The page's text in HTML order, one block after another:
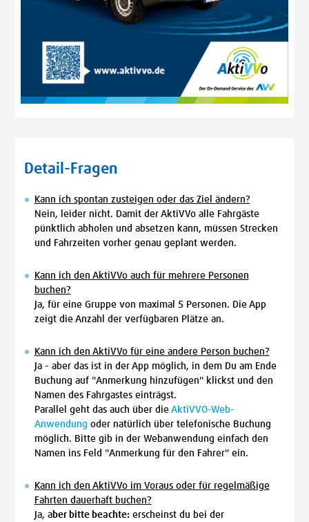
Detail-Fragen
Kann ich spontan zusteigen oder das Ziel ändern?
Nein, leider nicht. Damit der AktiVVo alle Fahrgäste
pünktlich abholen und absetzen kann, müssen Strecken
und Fahrzeiten vorher genau geplant werden.
Kann ich den AktiVVo auch für mehrere Personen
buchen?
Ja, für eine Gruppe von maximal 5 Personen. Die App
zeigt die Anzahl der verfügbaren Plätze an.
Kann ich den AktiVVo für eine andere Person buchen?
Ja - aber das ist in der App möglich, in dem Du am Ende
Buchung auf "Anmerkung hinzufügen" klickst und den
Namen des Fahrgastes einträgst.
Parallel geht das auch über die AktiVVO-Web-
Anwendung oder natürlich über telefonische Buchung
möglich. Bitte gib in der Webanwendung einfach den
Namen ins Feld "Anmerkung für den Fahrer" ein.
Kann ich den AktiVVo im Voraus oder für regelmäßige
Fahrten dauerhaft buchen?
Ja, aber bitte beachte:erscheinst du bei der